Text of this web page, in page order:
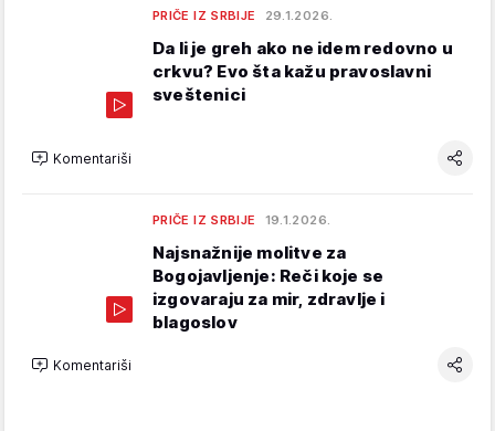
PRIČE IZ SRBIJE 29.1.2026.
Da li je greh ako ne idem redovno u
crkvu? Evo šta kažu pravoslavni
sveštenici
Komentariši
PRIČE IZ SRBIJE 19.1.2026.
Najsnažnije molitve za
Bogojavljenje: Reči koje se
izgovaraju za mir, zdravlje i
blagoslov
Komentariši